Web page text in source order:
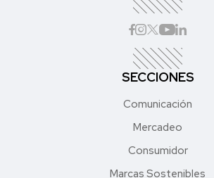
SECCIONES
Comunicación
Mercadeo
Consumidor
Marcas Sostenibles